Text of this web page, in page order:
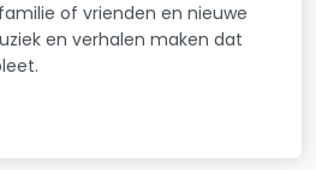
of vrienden en nieuwe
en verhalen maken dat